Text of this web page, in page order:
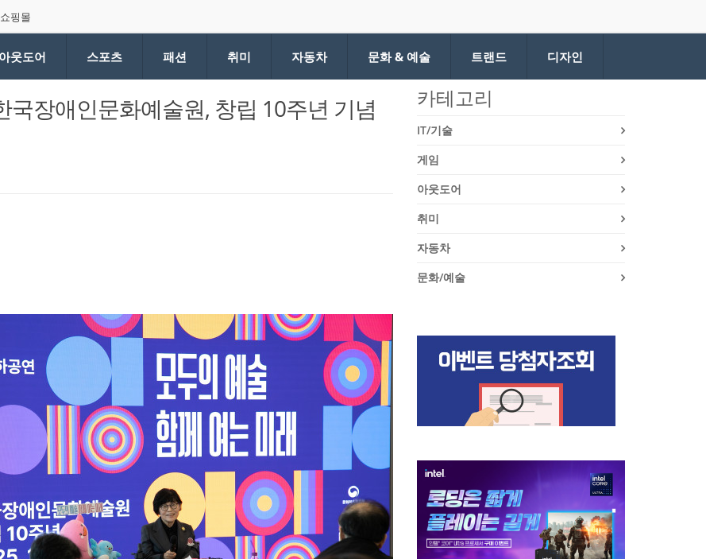
쇼핑몰
아웃도어 스포츠 패션 취미 자동차 문화 & 예술 트랜드 디자인
국장애인문화예술원, 창립 10주년 기념
카테고리
IT/기술
게임
아웃도어
취미
자동차
문화/예술